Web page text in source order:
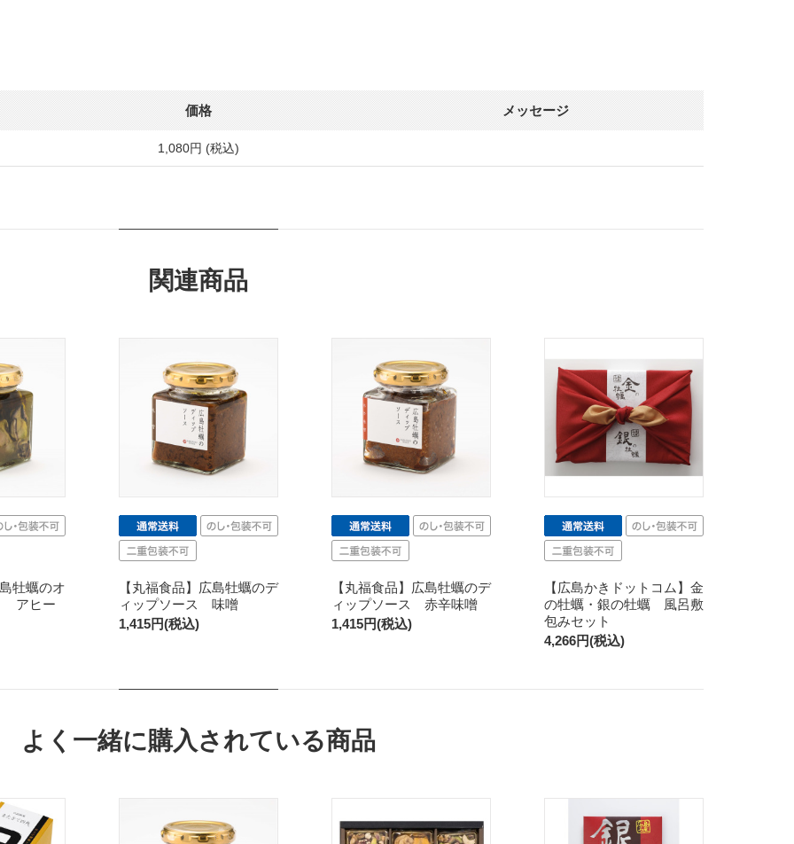
価格 メッセージ
1,080円 (税込)
関連商品
牡蠣のオ
アヒー
【丸福食品】広島牡蠣のデ
ィップソース 味噌
1,415円(税込)
【丸福食品】広島牡蠣のデ
ィップソース 赤辛味噌
1,415円(税込)
【広島かきドットコム】金
の牡蠣・銀の牡蠣 風呂敷
包みセット
4,266円(税込)
よく一緒に購入されている商品